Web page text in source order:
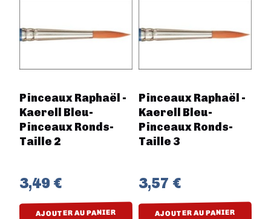
Pinceaux Raphaël -
Kaerell Bleu-
Pinceaux Ronds-
Taille 2
3,49 €
AJOUTER AU PANIER
Pinceaux Raphaël -
Kaerell Bleu-
Pinceaux Ronds-
Taille 3
3,57 €
AJOUTER AU PANIER